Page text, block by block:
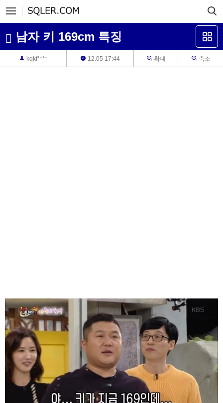
남자 키 169cm 특징
kqkf**** 12.05 17:44 확대 축소